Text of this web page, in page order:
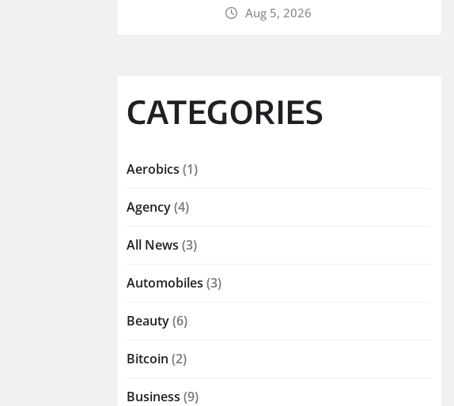
Aug 5, 2026
CATEGORIES
Aerobics (1)
Agency(4)
All News (3)
Automobiles (3)
Beauty(6)
Bitcoin (2)
Business (9)